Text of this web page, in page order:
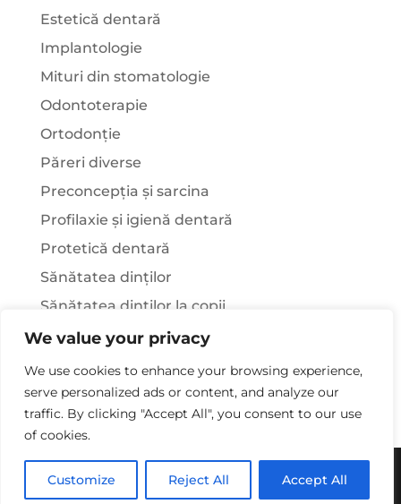
We value your privacy
We use cookies to enhance your browsing experience,
serve personalized ads or content, and analyze our
traffic. By clicking "Accept All", you consent to our use
of cookies.
Customize Reject All Accept All
Estetică dentară
Implantologie
Mituri din stomatologie
Odontoterapie
Ortodonție
Păreri diverse
Preconcepția și sarcina
Profilaxie și igienă dentară
Protetică dentară
Sănătatea dinților
Sănătatea dinților la copii
Știați că…?
Tratamentul stomatologic la pacienții cu
afecțiuni sistemice
Copywriting© 2025 - Clinica Stomatologica Dr.